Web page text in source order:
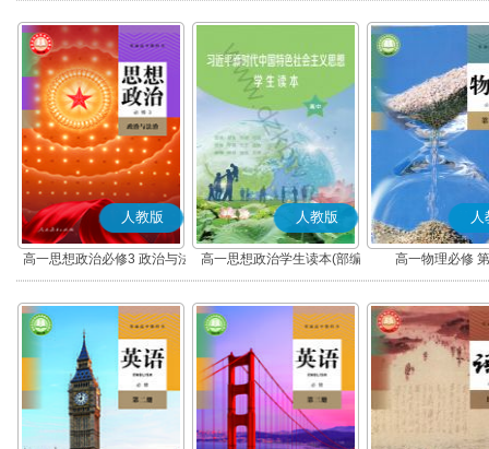
人教版
高一思想政治必修3 政治与法
治(部编版)
人教版
高一思想政治学生读本(部编
版)
人
高一物理必修